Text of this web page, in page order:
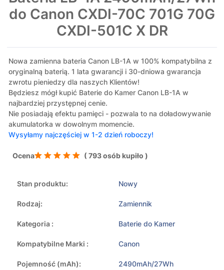
do Canon CXDI-70C 701G 70G
CXDI-501C X DR
Nowa zamienna bateria Canon LB-1A w 100% kompatybilna z
oryginalną baterią. 1 lata gwarancji i 30-dniowa gwarancja
zwrotu pieniedzy dla naszych Klientów!
Będziesz mógł kupić Baterie do Kamer Canon LB-1A w
najbardziej przystępnej cenie.
Nie posiadają efektu pamięci - pozwala to na doładowywanie
akumulatorka w dowolnym momencie.
Wysyłamy najczęściej w 1-2 dzień roboczy!
Ocena ( 793 osób kupiło )
Stan produktu: Nowy
Rodzaj: Zamiennik
Kategoria : Baterie do Kamer
Kompatybilne Marki : Canon
Pojemność (mAh):
2490mAh/27Wh